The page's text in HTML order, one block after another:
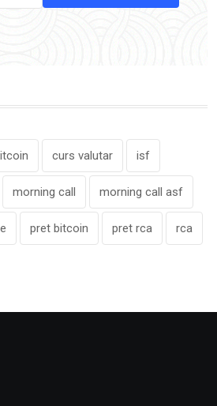
curs valutar isf
morning call morning call asf
pret bitcoin pret rca rca